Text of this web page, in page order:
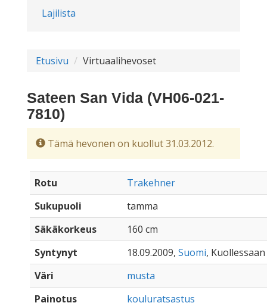
Lajilista
Etusivu Virtuaalihevoset
Sateen San Vida (VH06-021-
7810)
Tämä hevonen on kuollut 31.03.2012.
Rotu
Trakehner
Sukupuoli
tamma
Säkäkorkeus
160 cm
Syntynyt
18.09.2009, Suomi,
Väri
musta
Painotus
kouluratsastus